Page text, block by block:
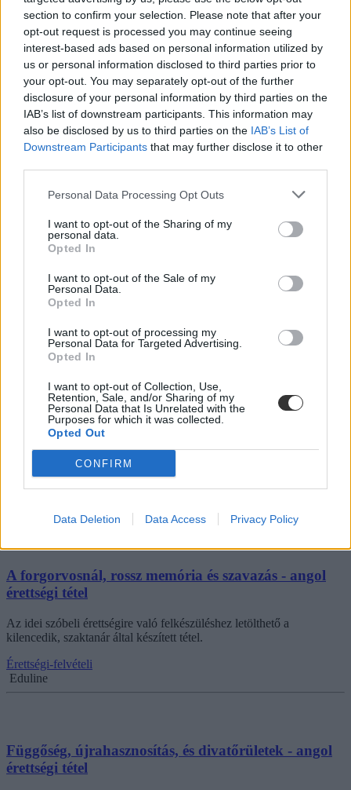
section to confirm your selection. Please note that after your
opt-out request is processed you may continue seeing
interest-based ads based on personal information utilized by
us or personal information disclosed to third parties prior to
your opt-out. You may separately opt-out of the further
disclosure of your personal information by third parties on the
IAB’s list of downstream participants. This information may
also be disclosed by us to third parties on the IAB’s List of
Downstream Participants that may further disclose it to other
Personal Data Processing Opt Outs
I want to opt-out of the Sharing of my
personal data.
Opted In
I want to opt-out of the Sale of my
Personal Data.
Opted In
I want to opt-out of processing my
Personal Data for Targeted Advertising.
Opted In
I want to opt-out of Collection, Use,
Retention, Sale, and/or Sharing of my
Personal Data that Is Unrelated with the
Purposes for which it was collected.
Opted Out
CONFIRM
Data Deletion Data Access Privacy Policy
Angol érettségi – piece of cake
Az angol érettségi írásbeli része idén május 7-én csütörtökön, reggel
8 órakor kezdődik, az emeltszintű szóbelikre június 4 és 10 között, a
középszintűekre pedig június 15 és 26 között kerül sor. Az
alábbiakban a két vizsga részeit tekintjük át, néhány túlélési tippel
megfűszerezve.
Érettségi-felvételi
Eduline
Bosszantó szokások, hírességek és időjárás-
előrejelzés - angol érettségi tétel
Az idei szóbeli érettségire való felkészüléshez itt a tizenegyedik
letölthető, szaktanár által készített tétel.
Érettségi-felvételi
Hadkötelezettség, örökbefogadás és a konyha
veszélyei - angol érettségi tétel
Az idei szóbeli érettségire való felkészüléshez letölthető a tizedik,
szaktanár által készített tétel.
Érettségi-felvételi
A forgorvosnál, rossz memória és szavazás - angol
érettségi tétel
Az idei szóbeli érettségire való felkészüléshez letölthető a
kilencedik, szaktanár által készített tétel.
Érettségi-felvételi
Eduline
Függőség, újrahasznosítás, és divatőrületek - angol
érettségi tétel